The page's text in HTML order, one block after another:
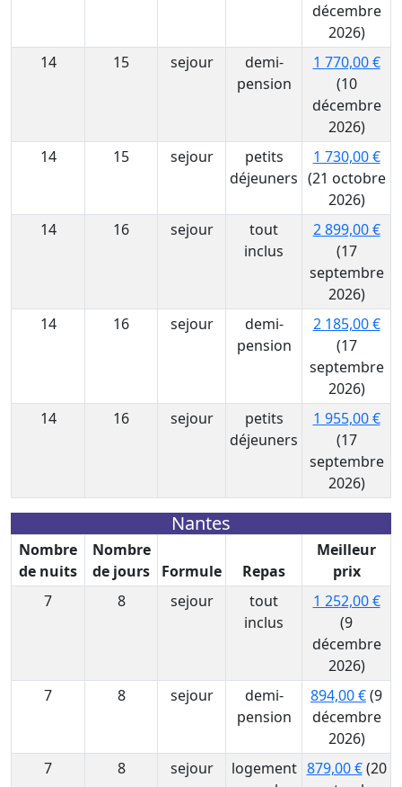
décembre
2026)
14
15 sejour
demi-
pension
1 770,00 €
(10
décembre
2026)
14
15 sejour
petits
déjeuners
1 730,00 €
(21 octobre
2026)
14
16 sejour
tout
inclus
2 899,00 €
(17
septembre
2026)
14
16 sejour
demi-
pension
2 185,00 €
(17
septembre
2026)
14
16 sejour
petits
déjeuners
1 955,00 €
(17
septembre
2026)
Nantes
Nombre
de nuits
Nombre
de jours
Formule Repas
Meilleur
prix
7
8 sejour
tout
inclus
1 252,00 €
(9
décembre
2026)
7
8 sejour
demi-
pension
894,00 €(9
décembre
2026)
7
8 sejour
logement 879,00 €(20